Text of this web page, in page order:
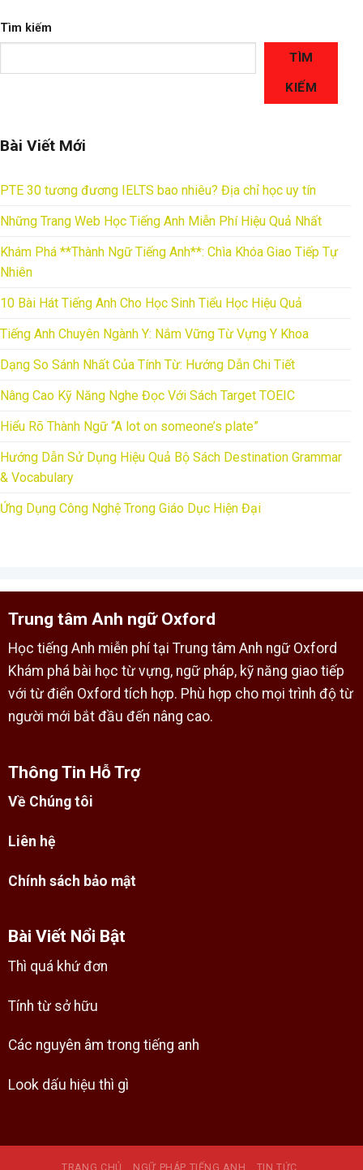
Tìm kiếm
TÌM
KIẾM
Bài Viết Mới
PTE 30 tương đương IELTS bao nhiêu? Địa chỉ học uy tín
Những Trang Web Học Tiếng Anh Miễn Phí Hiệu Quả Nhất
Khám Phá **Thành Ngữ Tiếng Anh**: Chìa Khóa Giao Tiếp Tự
Nhiên
10 Bài Hát Tiếng Anh Cho Học Sinh Tiểu Học Hiệu Quả
Tiếng Anh Chuyên Ngành Y: Nắm Vững Từ Vựng Y Khoa
Dạng So Sánh Nhất Của Tính Từ: Hướng Dẫn Chi Tiết
Nâng Cao Kỹ Năng Nghe Đọc Với Sách Target TOEIC
Hiểu Rõ Thành Ngữ “A lot on someone’s plate”
Hướng Dẫn Sử Dụng Hiệu Quả Bộ Sách Destination Grammar
& Vocabulary
Ứng Dụng Công Nghệ Trong Giáo Dục Hiện Đại
Trung tâm Anh ngữ Oxford
Học tiếng Anh miễn phí tại Trung tâm Anh ngữ Oxford
Khám phá bài học từ vựng, ngữ pháp, kỹ năng giao tiếp
với từ điển Oxford tích hợp. Phù hợp cho mọi trình độ từ
người mới bắt đầu đến nâng cao.
Thông Tin Hỗ Trợ
Về Chúng tôi
Liên hệ
Chính sách bảo mật
Bài Viết Nổi Bật
Thì quá khứ đơn
Tính từ sở hữu
Các nguyên âm trong tiếng anh
Look dấu hiệu thì gì
TRANG CHỦ NGỮ PHÁP TIẾNG ANH TIN TỨC